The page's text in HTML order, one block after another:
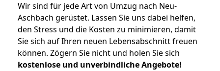
Wir sind für jede Art von Umzug nach Neu-
Aschbach gerüstet. Lassen Sie uns dabei helfen,
den Stress und die Kosten zu minimieren, damit
Sie sich auf Ihren neuen Lebensabschnitt freuen
können. Zögern Sie nicht und holen Sie sich
kostenlose und unverbindliche Angebote!